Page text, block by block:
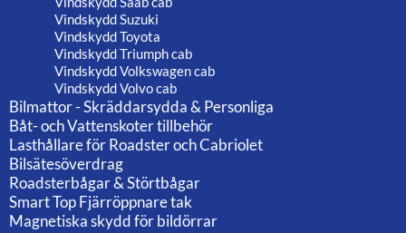
Vindskydd Suzuki
Vindskydd Toyota
Vindskydd Triumph cab
Vindskydd Volkswagen cab
Vindskydd Volvo cab
Bilmattor - Skräddarsydda & Personliga
Båt- och Vattenskoter tillbehör
Lasthållare för Roadster och Cabriolet
Bilsätesöverdrag
Roadsterbågar & Störtbågar
Smart Top Fjärröppnare tak
Magnetiska skydd för bildörrar